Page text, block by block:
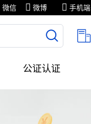
微信 微博 手机端
公证认证